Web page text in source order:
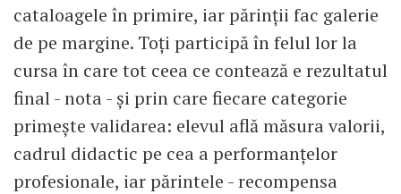
cataloagele în primire, iar părinții fac galerie
de pe margine. Toți participă în felul lor la
cursa în care tot ceea ce contează e rezultatul
final - nota - și prin care fiecare categorie
primește validarea: elevul află măsura valorii,
cadrul didactic pe cea a performanțelor
profesionale, iar părintele - recompensa